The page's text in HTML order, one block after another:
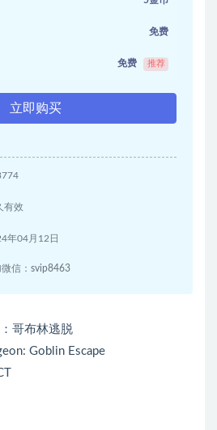
免费
免费 推荐
立即购买
有效
年04月12日
信：svip8463
哥布林逃脱
Goblin Escape